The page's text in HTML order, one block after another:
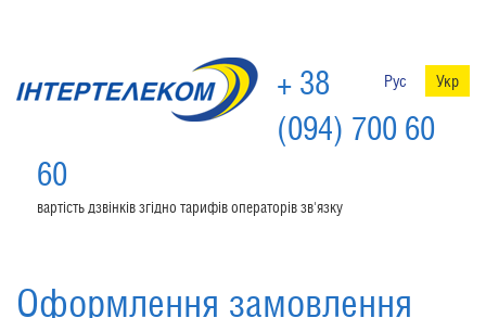
Рус Укр
+ 38
(094) 700 60
60
вартість дзвінків згідно тарифів операторів зв'язку
Оформлення замовлення